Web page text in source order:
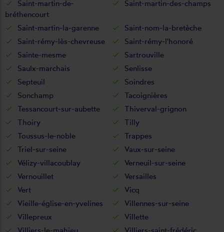
Saint-martin-de-
bréthencourt
Saint-martin-des-champs
Saint-martin-la-garenne
Saint-nom-la-bretèche
Saint-rémy-lès-chevreuse
Saint-rémy-l'honoré
Sainte-mesme
Sartrouville
Saulx-marchais
Senlisse
Septeuil
Soindres
Sonchamp
Tacoignières
Tessancourt-sur-aubette
Thiverval-grignon
Thoiry
Tilly
Toussus-le-noble
Trappes
Triel-sur-seine
Vaux-sur-seine
Vélizy-villacoublay
Verneuil-sur-seine
Vernouillet
Versailles
Vert
Vicq
Vieille-église-en-yvelines
Villennes-sur-seine
Villepreux
Villette